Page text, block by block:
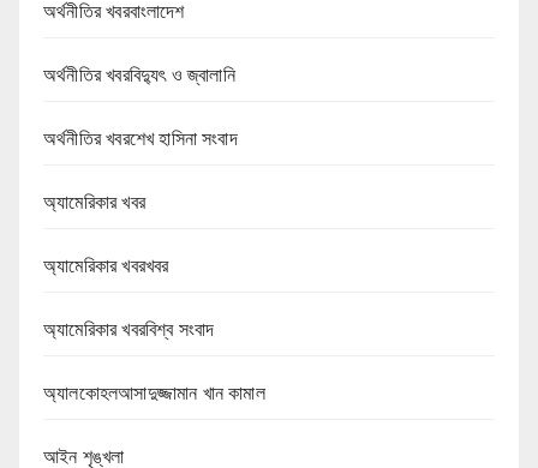
অর্থনীতির খবরবাংলাদেশ
অর্থনীতির খবরবিদ্যুৎ ও জ্বালানি
অর্থনীতির খবরশেখ হাসিনা সংবাদ
অ্যামেরিকার খবর
অ্যামেরিকার খবরখবর
অ্যামেরিকার খবরবিশ্ব সংবাদ
অ্যালকোহলআসাদুজ্জামান খান কামাল
আইন শৃঙ্খলা